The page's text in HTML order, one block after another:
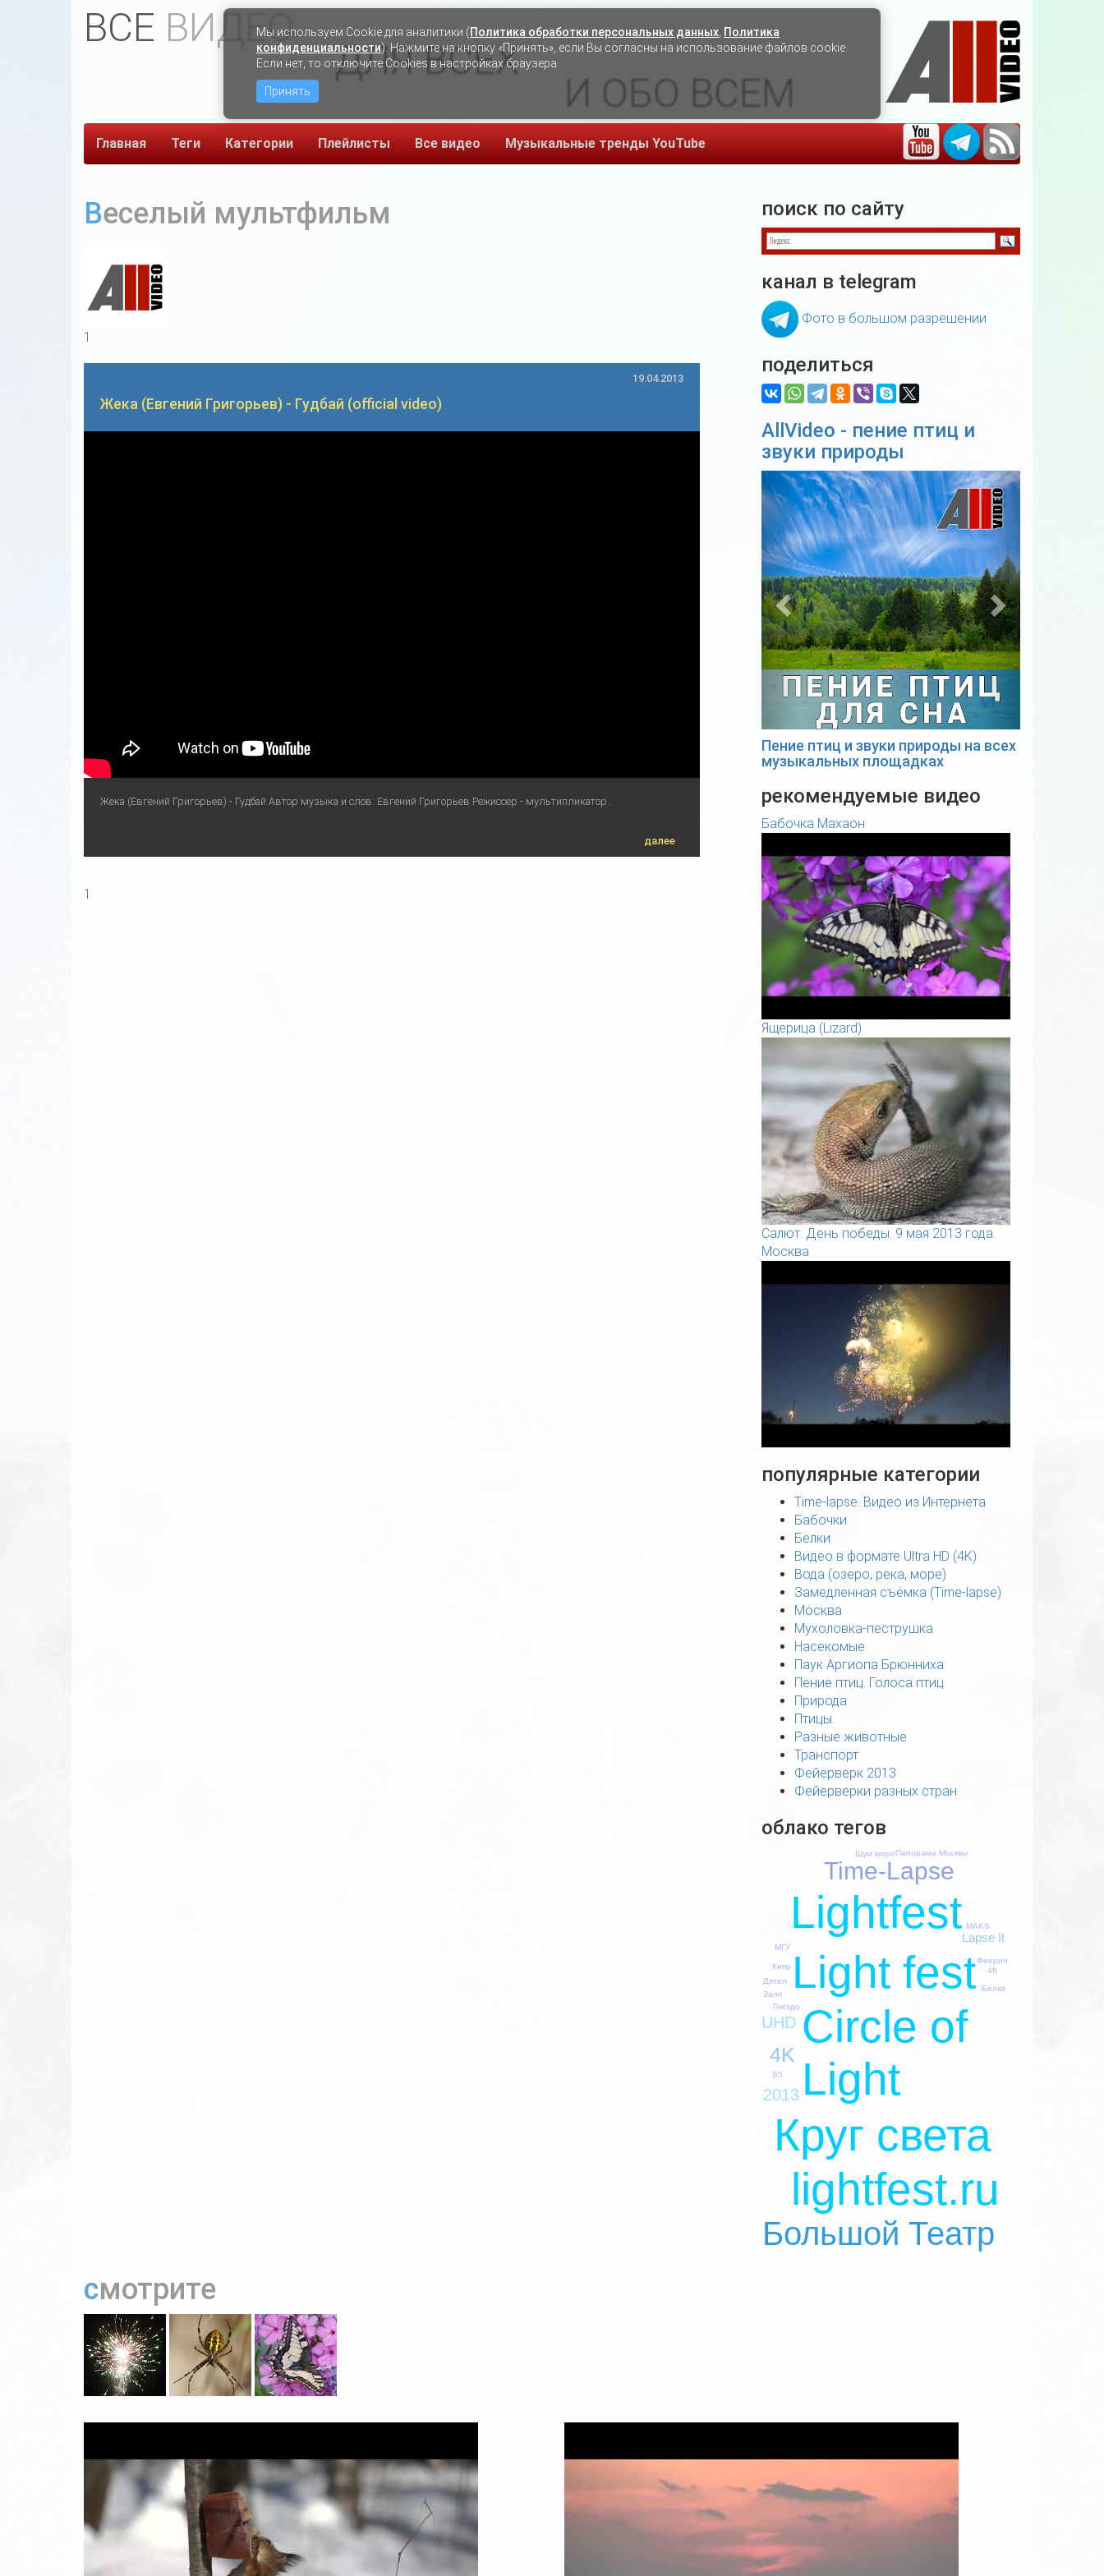
ВСЕ ВИДЕО
ДЛЯ ВСЕХ
И ОБО ВСЕМ
Главная Теги Категории Плейлисты Все видео Музыкальные тренды YouTube
Веселый мультфильм
1
19.04.2013
Жека (Евгений Григорьев) - Гудбай (official video)
Жека (Евгений Григорьев) - Гудбай Автор музыка и слов: Евгений Григорьев Режиссер - мультипликатор...
далее
1
поиск по сайту
канал в telegram
Фото в большом разрешении
поделиться
AllVideo - пение птиц и
звуки природы
Previous Next
Пение птиц и звуки природы на всех
музыкальных площадках
рекомендуемые видео
Бабочка Махаон
Ящерица (Lizard)
Салют. День победы. 9 мая 2013 года.
Москва
популярные категории
Time-lapse. Видео из Интернета
Бабочки
Белки
Видео в формате Ultra HD (4K)
Вода (озеро, река, море)
Замедленная съёмка (Time-lapse)
Москва
Мухоловка-пеструшка
Насекомые
Паук Аргиопа Брюнниха
Пение птиц. Голоса птиц
Природа
Птицы
Разные животные
Транспорт
Фейерверк 2013
Фейерверки разных стран
облако тегов
Circle of
Light
Круг света
Light fest
Lightfest
lightfest.ru
Большой Театр
Time-Lapse
4K
UHD
2013
Lapse It
Гнездо
Дятел
Шум моря
S5
МГУ
Панорама Москвы
Феерия
4К
Кипр
MAKS
Белка
Залп
смотрите
Мы используем Сookie для аналитики (Политика обработки персональных данных Политика
конфиденциальности). Нажмите на кнопку «Принять», если Вы согласны на использование файлов cookie.
Если нет, то отключите Cookies в настройках браузера
Принять